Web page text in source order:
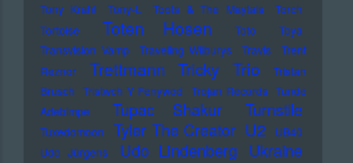
Tony Krahl
Tony-L Toots & The Maytals
Torch
Tortoise
Toten Hosen Toto
Toya
Transvision Vamp
Traveling Wilburys Travis
Trent
Reznor
Trettmann Tricky Trio
Tristan
Brusch Tristwch Y Fenywod Trojan Records Tunde
Adebimpe
Tupac Shakur Turnstile
Tuxedomoon Tyler The Creator U2
UB40
Udo Jürgens
Udo Lindenberg Ukraine